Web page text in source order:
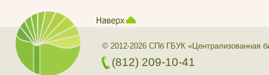
© 2012-2026 СПб ГБУК «Централизованная
(812) 209-10-41